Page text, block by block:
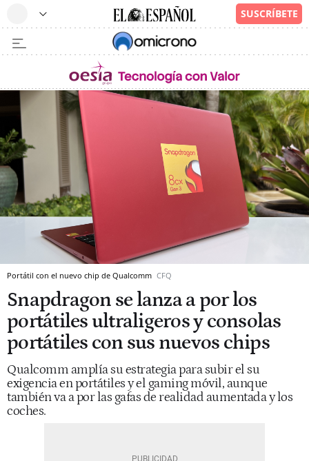
Portátil con el nuevo chip de Qualcomm CFQ
Snapdragon se lanza a por los
portátiles ultraligeros y consolas
portátiles con sus nuevos chips
Qualcomm amplía su estrategia para subir el su
exigencia en portátiles y el gaming móvil, aunque
también va a por las gafas de realidad aumentada y los
coches.